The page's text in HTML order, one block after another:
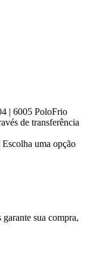
| 6005 PoloFrio
de transferência
Escolha uma opção
sua compra,